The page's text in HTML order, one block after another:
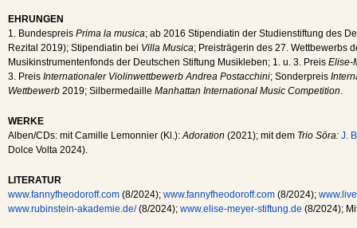
EHRUNGEN
1. Bundespreis Prima la musica; ab 2016 Stipendiatin der Studienstiftung des
Rezital 2019); Stipendiatin bei Villa Musica; Preisträgerin des 27. Wettbewerbs
Musikinstrumentenfonds der Deutschen Stiftung Musikleben; 1. u. 3. Preis Elise-
3. Preis Internationaler Violinwettbewerb Andrea Postacchini; Sonderpreis
Wettbewerb 2019; Silbermedaille Manhattan International Music Competition.
WERKE
Alben/CDs: mit Camille Lemonnier (Kl.):Adoration (2021); mit dem Trio Sōra: J.
Dolce Volta 2024).
LITERATUR
www.fannyfheodoroff.com (8/2024); www.fannyfheodoroff.com (8/2024);
www.rubinstein-akademie.de/(8/2024); www.elise-meyer-stiftung.de (8/2024);